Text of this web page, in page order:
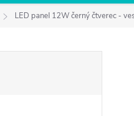
LED panel 12W černý čtverec -